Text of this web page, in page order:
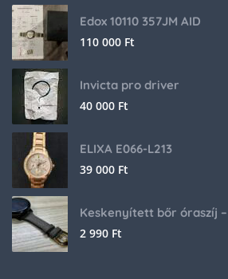
Edox 10110 357JM AID
110 000 Ft
Invicta pro driver
40 000 Ft
ELIXA E066-L213
39 000 Ft
2 990 Ft